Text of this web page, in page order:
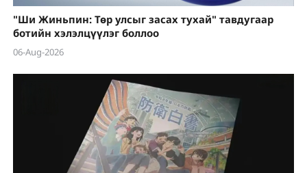
"Ши Жиньпин: Төр улсыг засах тухай" тавдугаар
ботийн хэлэлцүүлэг боллоо
06-Aug-2026